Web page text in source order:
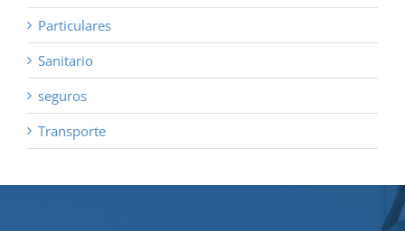
Particulares
Sanitario
seguros
Transporte